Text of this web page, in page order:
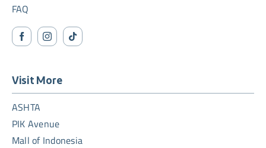
FAQ
Visit More
ASHTA
PIK Avenue
Mall of Indonesia